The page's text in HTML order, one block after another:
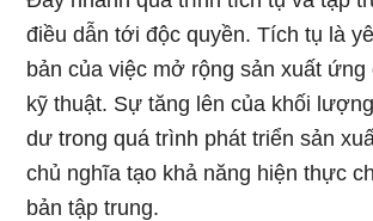
điều dẫn tới độc quyền. Tích tụ là
bản của việc mở rộng sản xuất ứng
kỹ thuật. Sự tăng lên của khối
dư trong quá trình phát triển sản
chủ nghĩa tạo khả năng hiện thực
bản tập trung.